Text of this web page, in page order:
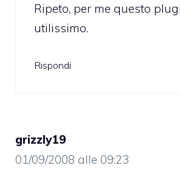
Ripeto, per me questo
utilissimo.
Rispondi
grizzly19
01/09/2008 alle 09:23